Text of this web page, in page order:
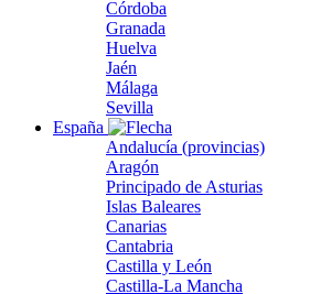
Córdoba
Granada
Huelva
Jaén
Málaga
Sevilla
España
Andalucía (provincias)
Aragón
Principado de Asturias
Islas Baleares
Canarias
Cantabria
Castilla y León
Castilla-La Mancha